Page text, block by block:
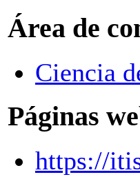
Área de
Ciencia
Páginas
https://